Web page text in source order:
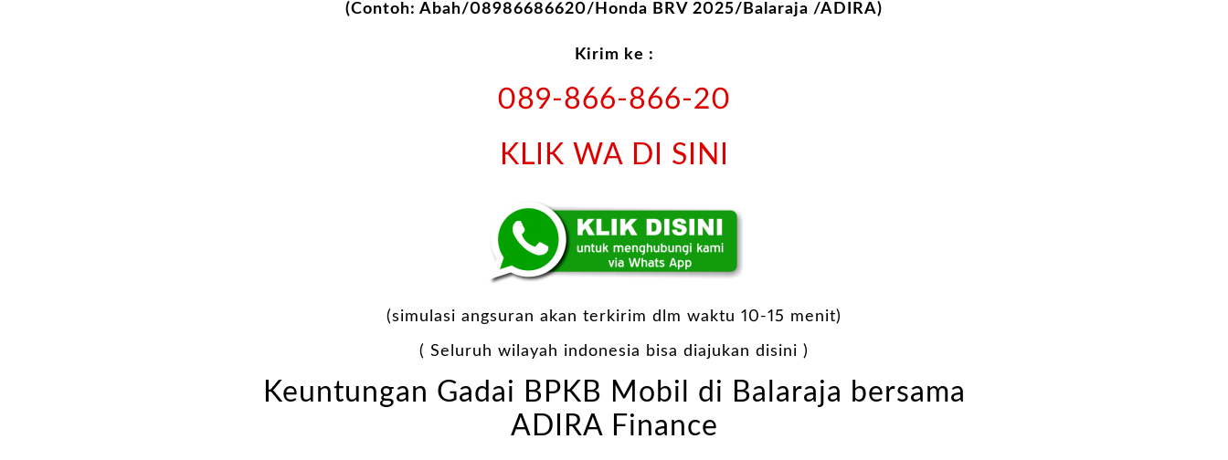
(Contoh: Abah/08986686620/Honda BRV 2025/Balaraja /ADIRA)
Kirim ke :
089-866-866-20
KLIK WA DI SINI
(simulasi angsuran akan terkirim dlm waktu 10-15 menit)
( Seluruh wilayah indonesia bisa diajukan disini )
Keuntungan Gadai BPKB Mobil di Balaraja bersama
ADIRA Finance